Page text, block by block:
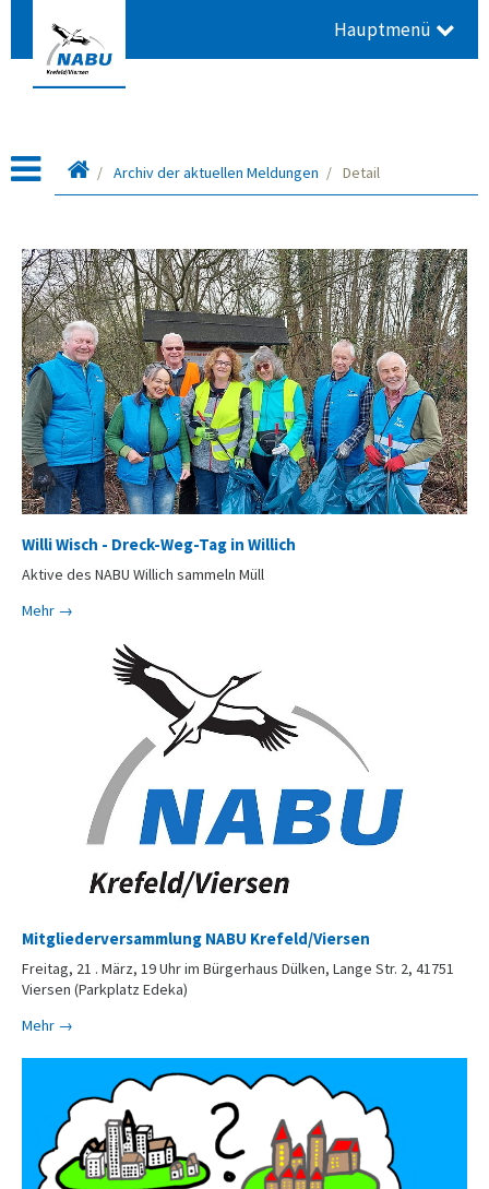
Hauptmenü
Startseite
Archiv der aktuellen Meldungen Detail
Willi Wisch - Dreck-Weg-Tag in Willich
Aktive des NABU Willich sammeln Müll
Mehr →
Mitgliederversammlung NABU Krefeld/Viersen
Freitag, 21 . März, 19 Uhr im Bürgerhaus Dülken, Lange Str. 2, 41751
Viersen (Parkplatz Edeka)
Mehr →